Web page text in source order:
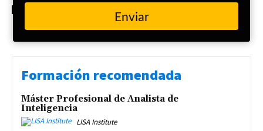
Formación recomendada
Máster Profesional de Analista de
Inteligencia
LISA Institute
email
Enviar